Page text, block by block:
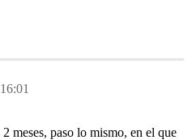
meses, paso lo mismo, en el que